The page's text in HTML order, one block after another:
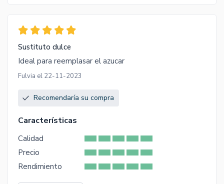
Sustituto dulce
Ideal para reemplasar el azucar
Fulvia el 22-11-2023
Recomendaría su compra
Características
Calidad
Precio
Rendimiento